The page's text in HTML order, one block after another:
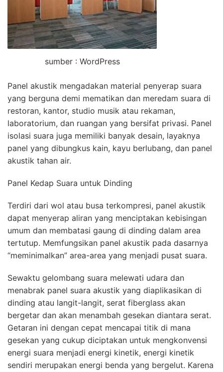
sumber : WordPress
Panel akustik mengadakan material penyerap suara
yang berguna demi mematikan dan meredam suara di
restoran, kantor, studio musik atau rekaman,
laboratorium, dan ruangan yang bersifat privasi. Panel
isolasi suara juga memiliki banyak desain, layaknya
panel yang dibungkus kain, kayu berlubang, dan panel
akustik tahan air.
Panel Kedap Suara untuk Dinding
Terdiri dari wol atau busa terkompresi, panel akustik
dapat menyerap aliran yang menciptakan kebisingan
umum dan membatasi gaung di dinding dalam area
tertutup. Memfungsikan panel akustik pada dasarnya
“meminimalkan” area-area yang menjadi pusat suara.
Sewaktu gelombang suara melewati udara dan
menabrak panel suara akustik yang diaplikasikan di
dinding atau langit-langit, serat fiberglass akan
bergetar dan akan menambah gesekan diantara serat.
Getaran ini dengan cepat mencapai titik di mana
gesekan yang cukup diciptakan untuk mengkonvensi
energi suara menjadi energi kinetik, energi kinetik
sendiri merupakan energi benda yang bergelut. Karena